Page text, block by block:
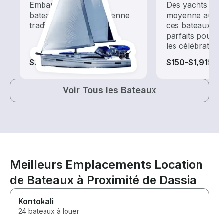
Embarquez avec ces
bateaux à énergie éolienne
traditionnels
$265-$1,915
Des yachts
moyenne
ces bateaux
parfaits pour
les
$150-$1,915
Voir Tous les Bateaux
Meilleurs Emplacements Location
de Bateaux à Proximité de Dassia
Kontokali
24 bateaux à louer